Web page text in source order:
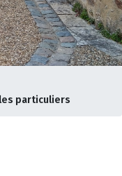
particuliers